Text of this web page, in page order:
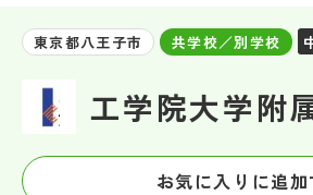
東京都八王子市 共学校／別学校
工学院大学附
お気に入りに追加